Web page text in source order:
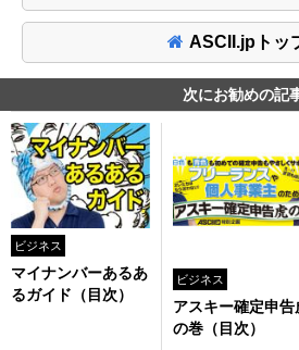
ASCII.jpトッ
次にお勧めの記
ビジネス
マイナンバーあるあ
るガイド（目次）
ビジネス
アスキー確定申告
の巻（目次）